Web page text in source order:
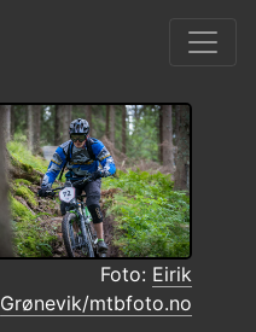
Foto: Eirik
Grønevik/mtbfoto.no